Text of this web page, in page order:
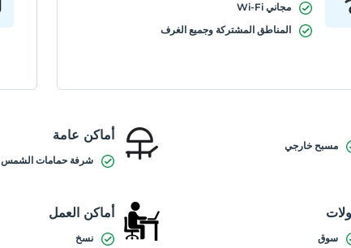
مجاني Wi-Fi
المناطق المشتركة وجميع الغرف
مسبح خارجي
أماكن عامة
شرفة حمامات الشمس
سوق
أماكن العمل
نسخ